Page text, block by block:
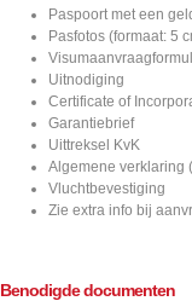
Paspoort met een
Pasfotos (formaat: 5
Uitnodiging
Certificate of
Garantiebrief
Uittreksel KvK
Algemene verklaring
Vluchtbevestiging
Zie extra info bij
Benodigde documenten